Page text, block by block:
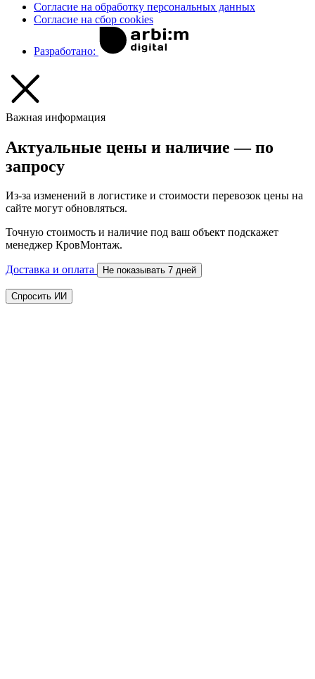
Согласие на обработку персональных данных
Согласие на сбор cookies
Разработано:
Важная информация
Актуальные цены и наличие — по
запросу
Из-за изменений в логистике и стоимости перевозок цены на
сайте могут обновляться.
Точную стоимость и наличие под ваш объект подскажет
менеджер КровМонтаж.
Доставка и оплата Не показывать 7 дней
Спросить ИИ